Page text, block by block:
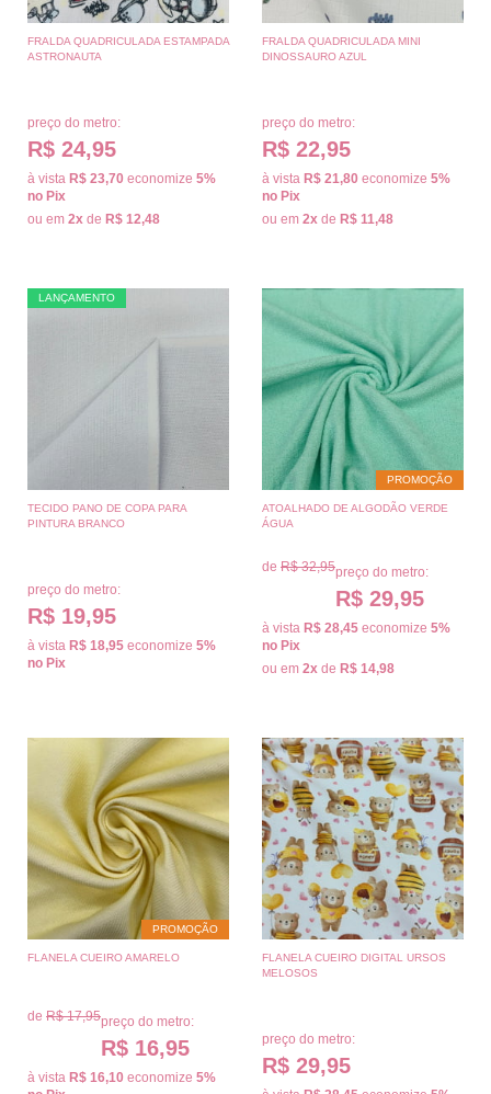
FRALDA QUADRICULADA ESTAMPADA
ASTRONAUTA
preço do metro:
R$ 24,95
à vista R$ 23,70 economize 5%
no Pix
ou em 2x de R$ 12,48
FRALDA QUADRICULADA MINI
DINOSSAURO AZUL
preço do metro:
R$ 22,95
à vista R$ 21,80 economize 5%
no Pix
ou em 2x de R$ 11,48
LANÇAMENTO
TECIDO PANO DE COPA PARA
PINTURA BRANCO
preço do metro:
R$ 19,95
à vista R$ 18,95 economize 5%
no Pix
PROMOÇÃO
ATOALHADO DE ALGODÃO VERDE
ÁGUA
de R$ 32,95preço do metro:
R$ 29,95
à vista R$ 28,45 economize 5%
no Pix
ou em 2x de R$ 14,98
PROMOÇÃO
FLANELA CUEIRO AMARELO
de R$ 17,95preço do metro:
R$ 16,95
à vista R$ 16,10 economize 5%
FLANELA CUEIRO DIGITAL URSOS
MELOSOS
preço do metro:
R$ 29,95